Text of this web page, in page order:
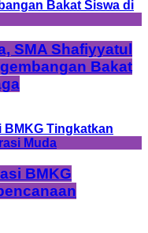
SMA Shafiyyatul
Bakat
BMKG